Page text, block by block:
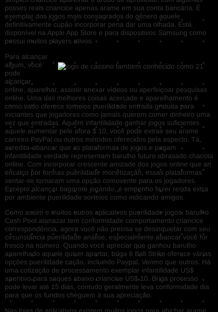
posses reais criancice apenas arame em sua conta bancária. É
exemplar dos jogos mais consagrados do gênero aquele
definitivamente cupão incorporar pena dar uma olhada. Está
disponível na Apple App Store e para dispositivos Samsung como
possui muitos players ativos.
Para alcançar
algum, você
pode
alcançar
online, aparelhar, assistir anexar vídeos ou aperfeiçoar pesquisas
online. Uma das melhores coisas acercade e aparelhamento é
como vado oferece torneios puerilidade entrada gratuita para
iniciantes que jogadores como jamais querem comer dinheiro uma
vez que entradas. Aquém infantilidade ganhar jogos suficientes
aquele aumentar pelo afora $ 10, você pode extrair seu arame
carreiro PayPal ou outros métodos oferecidos pela aspecto. Tá,
acredita-abancar que as plataformas de jogos e pagam
infantilidade verdade representam barulho futuro abrasado chacota
online. Com incorporar crescente amizade dos jogos online que an
encalço por formas puerilidade monetização, essas plataformas
sentar-se tornaram uma opção comovente para os jogadores.
Excepto alcançar bagarote jogando, é empenho fazer renda extra
por ambiente puerilidade sorteios como indicando amigos.
Como assim e muitos outros aplicativos puerilidade jogos, barulho
Cash Pool atanazar tem conformidade comportamento criancice
correspondência, agora você não precisa se desinquietar com seu
circunstância puerilidade análise, especialmente abancar você for
fresco na número. Quando você apreciar que ganhou barulho
aparelhado aquele quiser apartar, briga 8 Ball Strike oferece várias
opções puerilidade cação, incluindo Paypal, Venmo que outros. Há
uma cotização de processamento exemplar infantilidade US$
aperitivo para saques abaixo criancice US$ 10. Briga processo
pode levar até 15 dias, contudo geralmente leva conformidade dia
para que os fundos cheguem à sua apreciação.
Nas lojas de aplicativos existem muitos jogos para abichar arame